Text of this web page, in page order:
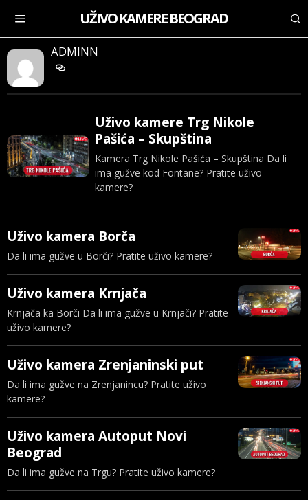
UŽIVO KAMERE BEOGRAD
ADMINN
Uživo kamere Trg Nikole
Pašića – Skupština
Kamera Trg Nikole Pašića – Skupština Da li
ima gužve kod Fontane? Pratite uživo
kamere?
Uživo kamera Borča
Da li ima gužve u Borči? Pratite uživo kamere?
Uživo kamera Krnjača
Krnjača ka Borči Da li ima gužve u Krnjači? Pratite
uživo kamere?
Uživo kamera Zrenjaninski put
Da li ima gužve na Zrenjanincu? Pratite uživo
kamere?
Uživo kamera Autoput Novi
Beograd
Da li ima gužve na Trgu? Pratite uživo kamere?